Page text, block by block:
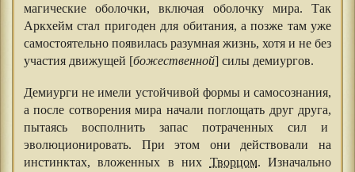
магические оболочки, включая оболочку мира. Так
Аркхейм стал пригоден для обитания, а позже там уже
самостоятельно появилась разумная жизнь, хотя и не без
участия движущей [божественной] силы демиургов.
Демиурги не имели устойчивой формы и самосознания,
а после сотворения мира начали поглощать друг друга,
пытаясь восполнить запас потраченных сил и
эволюционировать. При этом они действовали на
инстинктах, вложенных в них Творцом. Изначально